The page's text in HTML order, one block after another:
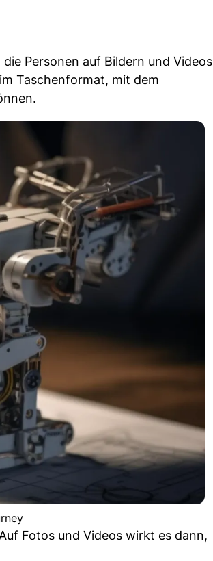
Personen auf Bildern und Videos
Taschenformat, mit dem
Fotos und Videos wirkt es dann,